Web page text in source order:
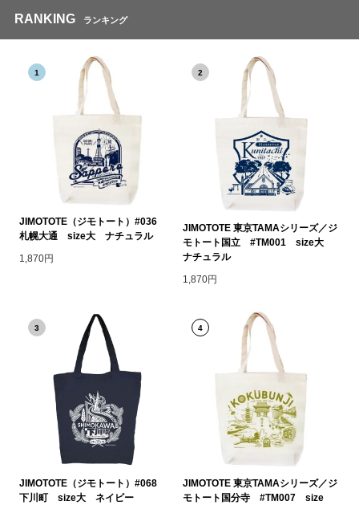
RANKING ランキング
1
JIMOTOTE（ジモトート）#036
札幌大通 size大 ナチュラル
1,870円
2
JIMOTOTE 東京TAMAシリーズ／ジ
モトート国立 #TM001 size大
ナチュラル
1,870円
3
JIMOTOTE（ジモトート）#068
下川町 size大 ネイビー
4
JIMOTOTE 東京TAMAシリーズ／ジ
モトート国分寺 #TM007 size